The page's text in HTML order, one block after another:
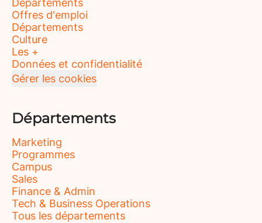
Départements
Offres d'emploi
Départements
Culture
Les +
Données et confidentialité
Gérer les cookies
Départements
Marketing
Programmes
Campus
Sales
Finance & Admin
Tech & Business Operations
Tous les départements